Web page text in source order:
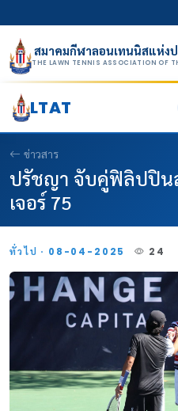
สมาคมกีฬาลอนเทนนิสแห่ง
THE LAWN TENNIS ASSOCIATION OF
LTAT
ข่าวสาร
ปรัชญา จับคู่ฟิลิปปิน
เจอร์ 75
ทั่วไป · 08-04-2025 24